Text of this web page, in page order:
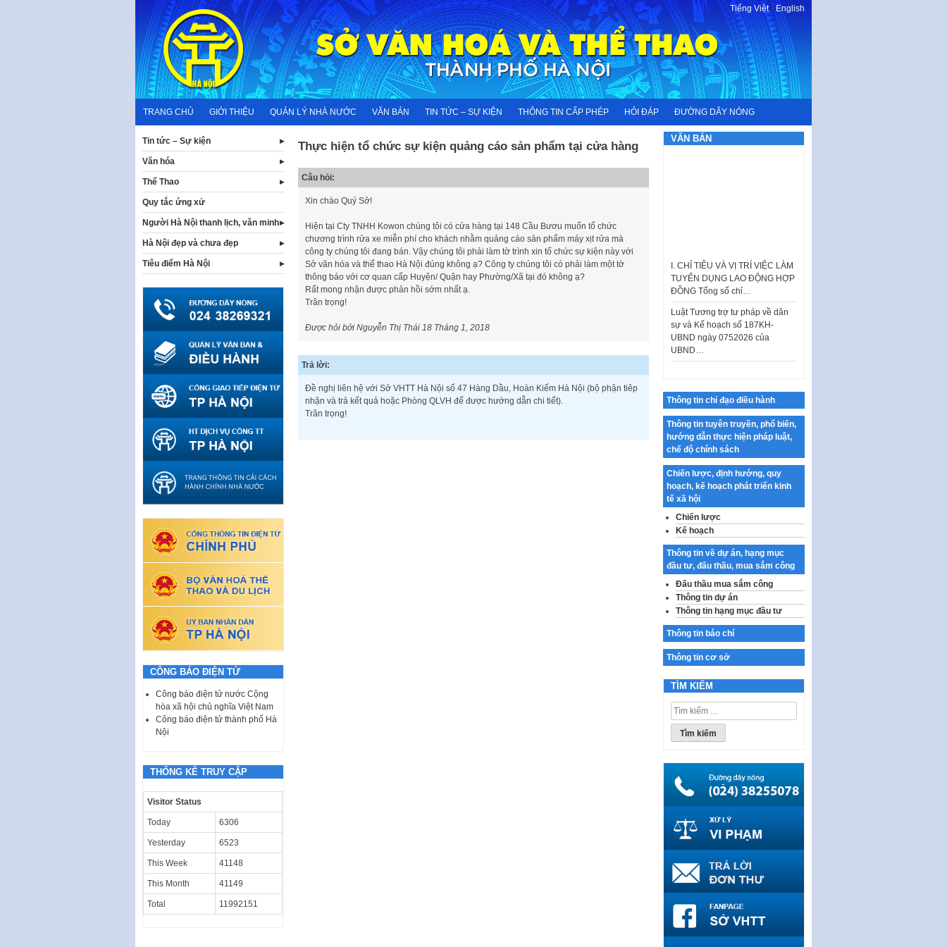
content
Tiếng Việt-English
TRANG CHỦ GIỚI THIỆU QUẢN LÝ NHÀ NƯỚC VĂN BẢN TIN TỨC – SỰ KIỆN THÔNG TIN CẤP PHÉP HỎI ĐÁP ĐƯỜNG DÂY NÓNG
Thực hiện tổ chức sự kiện quảng cáo sản phẩm tại cửa hàng
Câu hỏi:
Xin chào Quý Sở!
Hiện tại Cty TNHH Kowon chúng tôi có cửa hàng tại 148 Cầu Bươu muốn tổ chức
chương trình rửa xe miễn phí cho khách nhằm quảng cáo sản phẩm máy xịt rửa mà
công ty chúng tôi đang bán. Vậy chúng tôi phải làm tờ trình xin tổ chức sự kiện này với
Sở văn hóa và thể thao Hà Nội đúng không ạ? Công ty chúng tôi có phải làm một tờ
thông báo với cơ quan cấp Huyện/ Quận hay Phường/Xã tại đó không ạ?
Rất mong nhận được phản hồi sớm nhất ạ.
Trân trọng!
Được hỏi bởi Nguyễn Thị Thái 18 Tháng 1, 2018
Trả lời:
Đề nghị liên hệ với Sở VHTT Hà Nội số 47 Hàng Dầu, Hoàn Kiếm Hà Nội (bộ phận tiêp
nhận và trả kết quả hoặc Phòng QLVH để được hướng dẫn chi tiết).
Trân trọng!
Tin tức – Sự kiện
Văn hóa
Thể Thao
Quy tắc ứng xử
Người Hà Nội thanh lịch, văn minh
Hà Nội đẹp và chưa đẹp
Tiêu điểm Hà Nội
CÔNG BÁO ĐIỆN TỬ
Công báo điện tử nước Cộng
hòa xã hội chủ nghĩa Việt Nam
Công báo điện tử thành phố Hà
Nội
THỐNG KÊ TRUY CẬP
Visitor Status
Today 6306
Yesterday 6523
This Week 41148
This Month 41149
Total 11992151
VĂN BẢN
TUYỂN DỤNG LAO ĐỘNG HỢP
ĐỒNG Tổng số chỉ…
Luật Tương trợ tư pháp về dân
sự và Kế hoạch số 187KH-
UBND ngày 0752026 của
UBND…
Ban hành Danh mục vị trí khai
Kế hoạch Tổ chức Cuộc thi
chính luận về bảo vệ nền tảng tư
tưởng của Đảng…
Công bố công khai dự toán kinh
phí xây dựng pháp luật, hoàn
thiện thể chế, chính…
Quy định về nghiên cứu, ứng
dụng khoa học, công nghệ, đổi
mới sáng tạo và chuyển…
Quy định chi tiết và hướng dẫn
thi hành một số điều của Luật Lý
lịch tư…
Sửa đổi, bổ sung một số nội
dung tại Nghị quyết số 30/NQ-
CP ngày 24 tháng 02…
Ban hành Chương trình hành
động của Chính phủ thực hiện
Nghị quyết số 02-NQ/TW ngày
17…
động hợp đồng theo Nghị định
số 111/2022/NĐ-CP ngày
30/12/2022 của Chính…
BTC của Bộ trưởng Bộ Tài…
Quy định về quản lý website
thương mại điện tử
Nghị quyết quy định điều kiện,
thủ tục tặng, thu hồi danh hiệu
"Công dân danh dự…
Nghị quyết quy định một số
khoa học, phát triển công…
Thông tin chỉ đạo điều hành
Thông tin tuyên truyền, phổ biến,
hướng dẫn thực hiện pháp luật,
chế độ chính sách
Chiến lược, định hướng, quy
hoạch, kế hoạch phát triển kinh
tế xã hội
Chiến lược
Kế hoạch
Thông tin về dự án, hạng mục
đầu tư, đấu thầu, mua sắm công
Đấu thầu mua sắm công
Thông tin dự án
Thông tin hạng mục đầu tư
Thông tin báo chí
Thông tin cơ sở
TÌM KIẾM
Tìm
kiếm
cho: